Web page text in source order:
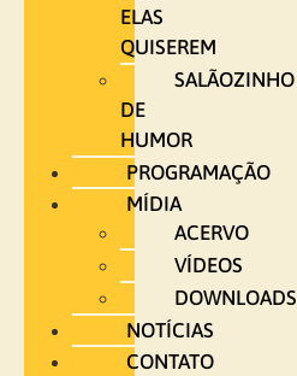
ELAS
QUISEREM
SALÃOZINHO
DE
HUMOR
PROGRAMAÇÃO
MÍDIA
ACERVO
VÍDEOS
DOWNLOADS
NOTÍCIAS
CONTATO